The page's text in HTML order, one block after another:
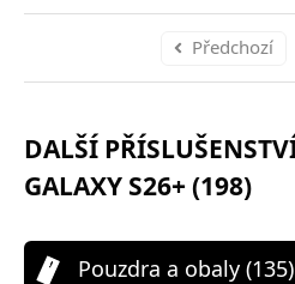
Předchozí
DALŠÍ
GALAXY S26+ (198)
Pouzdra a obaly (135)